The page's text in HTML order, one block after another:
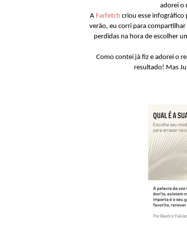
adorei o
A Farfetch criou esse infográfico
verão, eu corri para
perdidas na hora de escolher
Como contei já fiz e adorei o
resultado! Mas